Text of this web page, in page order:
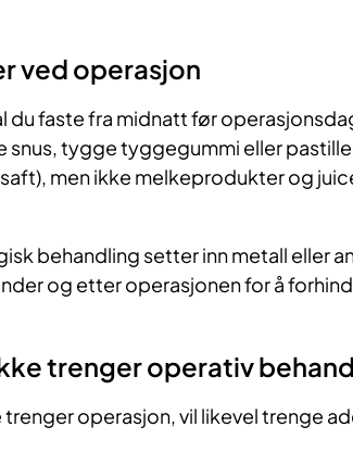
ved operasjon
du faste fra midnatt før
snus, tygge tyggegummi eller
men ikke melkeprodukter og
behandling setter inn metall eller
og etter operasjonen for å
trenger operativ
trenger operasjon, vil likevel trenge